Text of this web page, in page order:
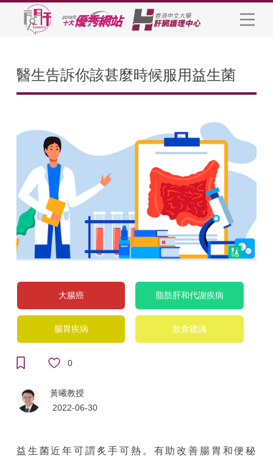
醫生告訴你該甚麼時候服用益生菌
大腸癌 脂肪肝和代謝疾病
腸胃疾病 飲食建議
0
黃曦教授
2022-06-30
益生菌近年可謂炙手可熱。有助改善腸胃和便秘